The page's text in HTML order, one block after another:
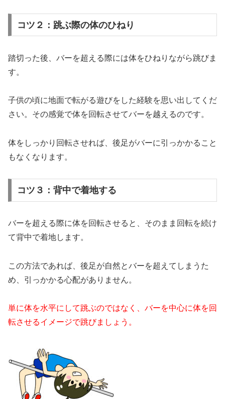
コツ２：跳ぶ際の体のひねり
踏切った後、バーを超える際には体をひねりながら跳びま
す。
子供の頃に地面で転がる遊びをした経験を思い出してくだ
さい。その感覚で体を回転させてバーを越えるのです。
体をしっかり回転させれば、後足がバーに引っかかること
もなくなります。
コツ３：背中で着地する
バーを超える際に体を回転させると、そのまま回転を続け
て背中で着地します。
この方法であれば、後足が自然とバーを超えてしまうた
め、引っかかる心配がありません。
単に体を水平にして跳ぶのではなく、バーを中心に体を回
転させるイメージで跳びましょう。